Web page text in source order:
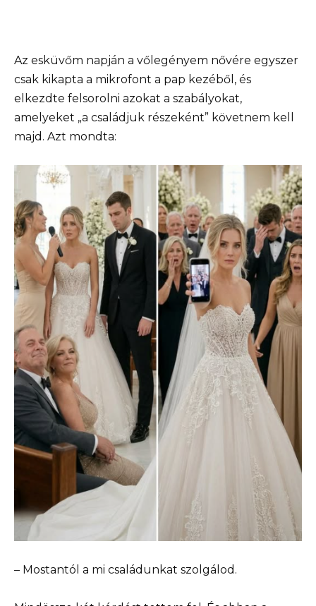
Az esküvőm napján a vőlegényem nővére egyszer
csak kikapta a mikrofont a pap kezéből, és
elkezdte felsorolni azokat a szabályokat,
amelyeket „a családjuk részeként” követnem kell
majd. Azt mondta:
– Mostantól a mi családunkat szolgálod.